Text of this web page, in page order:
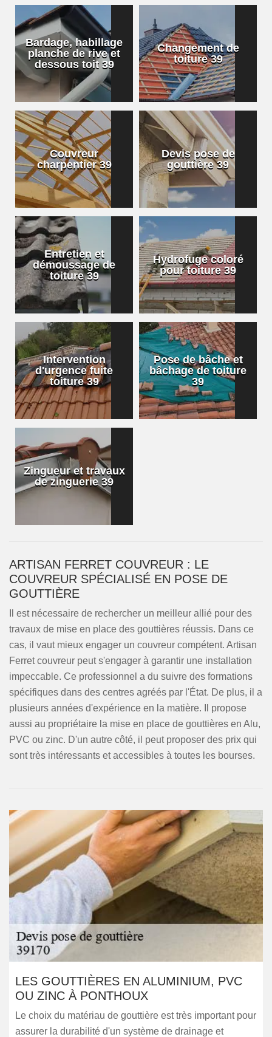
Bardage, habillage
planche de rive et
dessous toit 39
Changement de
toiture 39
Couvreur
charpentier 39
Devis pose de
gouttière 39
Entretien et
démoussage de
toiture 39
Hydrofuge coloré
pour toiture 39
Intervention
d'urgence fuite
toiture 39
Pose de bâche et
bâchage de toiture
39
Zingueur et travaux
de zinguerie 39
ARTISAN FERRET COUVREUR : LE
COUVREUR SPÉCIALISÉ EN POSE DE
GOUTTIÈRE
Il est nécessaire de rechercher un meilleur allié pour des
travaux de mise en place des gouttières réussis. Dans ce
cas, il vaut mieux engager un couvreur compétent. Artisan
Ferret couvreur peut s'engager à garantir une installation
impeccable. Ce professionnel a du suivre des formations
spécifiques dans des centres agréés par l'État. De plus, il a
plusieurs années d'expérience en la matière. Il propose
aussi au propriétaire la mise en place de gouttières en Alu,
PVC ou zinc. D'un autre côté, il peut proposer des prix qui
sont très intéressants et accessibles à toutes les bourses.
LES GOUTTIÈRES EN ALUMINIUM, PVC
OU ZINC À PONTHOUX
Le choix du matériau de gouttière est très important pour
assurer la durabilité d'un système de drainage et